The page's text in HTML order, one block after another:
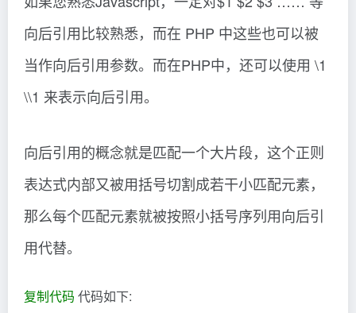
向后引用比较熟悉，而在 PHP 中这些也可以被
当作向后引用参数。而在PHP中，还可以使用 \1
\\1 来表示向后引用。
向后引用的概念就是匹配一个大片段，这个正则
表达式内部又被用括号切割成若干小匹配元素，
那么每个匹配元素就被按照小括号序列用向后引
用代替。
复制代码 代码如下: